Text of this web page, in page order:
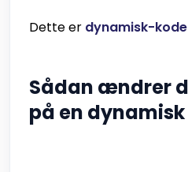
Dette er dynamisk-
Sådan ændrer
på en